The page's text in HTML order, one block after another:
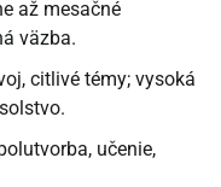
až mesačné
väzba.
citlivé témy; vysoká
učenie,